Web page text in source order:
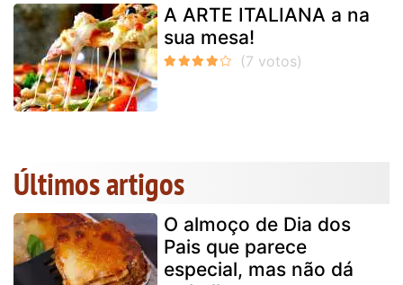
A ARTE ITALIANA a na
sua mesa!
Últimos artigos
O almoço de Dia dos
Pais que parece
especial, mas não dá